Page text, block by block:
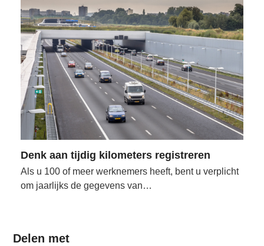
Denk aan tijdig kilometers registreren
Als u 100 of meer werknemers heeft, bent u verplicht
om jaarlijks de gegevens van…
Delen met